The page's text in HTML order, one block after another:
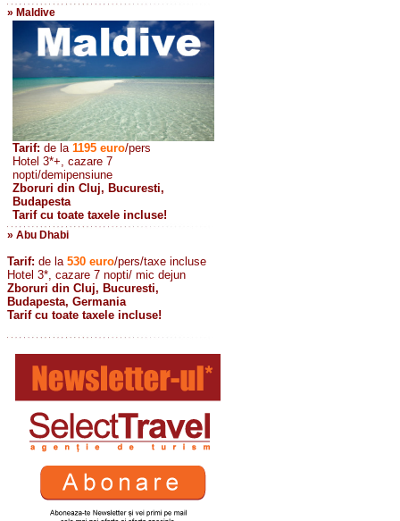
» Maldive
Tarif: de la 1195 euro/pers
Hotel 3*+, cazare 7
nopti/demipensiune
Zboruri din Cluj, Bucuresti,
Budapesta
Tarif cu toate taxele incluse!
» Abu Dhabi
Tarif: de la 530 euro/pers/taxe incluse
Hotel 3*, cazare 7 nopti/ mic dejun
Zboruri din Cluj, Bucuresti,
Budapesta, Germania
Tarif cu toate taxele incluse!